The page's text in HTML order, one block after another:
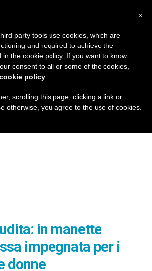
in manette
impegnata per i
donne
x
party tools use cookies, which are
and required to achieve the
in the cookie policy. If you want to know
consent to all or some of the cookies,
cookie policy
scrolling this page, clicking a link or
otherwise, you agree to the use of cookies.